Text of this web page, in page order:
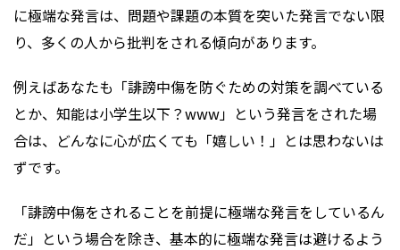
に極端な発言は、問題や課題の本質を突いた発言でない限
り、多くの人から批判をされる傾向があります。
例えばあなたも「誹謗中傷を防ぐための対策を調べている
とか、知能は小学生以下？www」という発言をされた場
合は、どんなに心が広くても「嬉しい！」とは思わないは
ずです。
「誹謗中傷をされることを前提に極端な発言をしているん
だ」という場合を除き、基本的に極端な発言は避けるよう